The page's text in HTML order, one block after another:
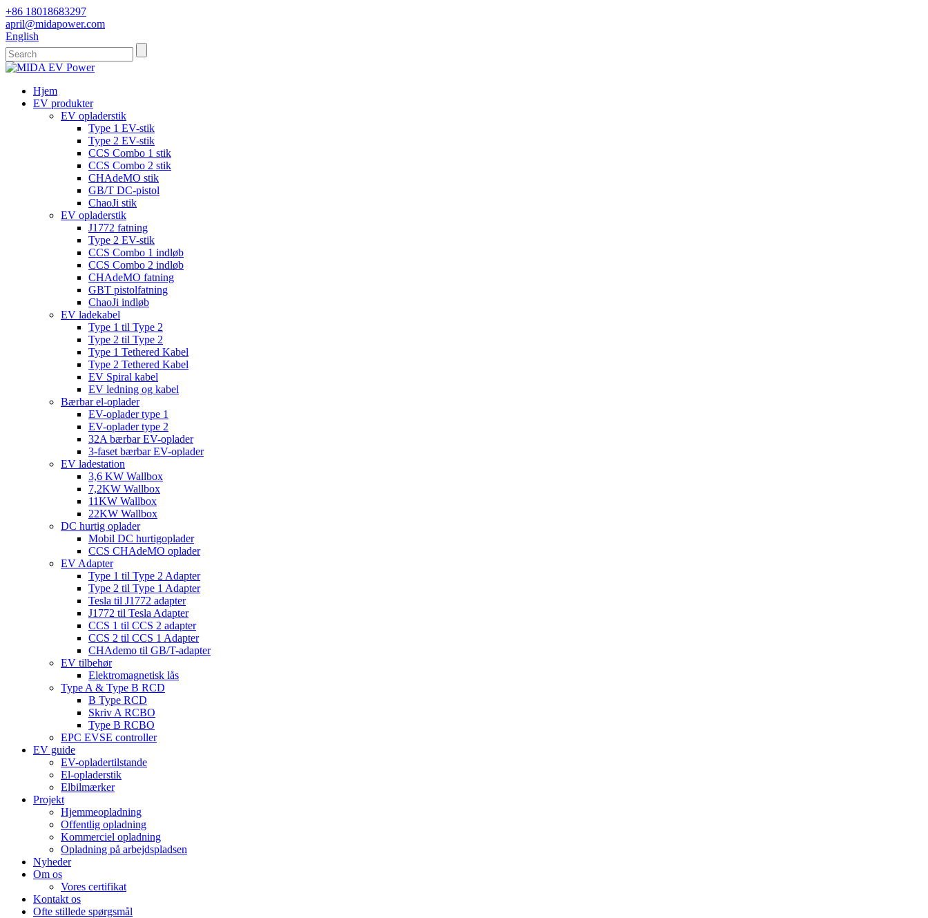
+86 18018683297
april@midapower.com
English
Hjem
EV produkter
EV opladerstik
Type 1 EV-stik
Type 2 EV-stik
CCS Combo 1 stik
CCS Combo 2 stik
CHAdeMO stik
GB/T DC-pistol
ChaoJi stik
EV opladerstik
J1772 fatning
Type 2 EV-stik
CCS Combo 1 indløb
CCS Combo 2 indløb
CHAdeMO fatning
GBT pistolfatning
ChaoJi indløb
EV ladekabel
Type 1 til Type 2
Type 2 til Type 2
Type 1 Tethered Kabel
Type 2 Tethered Kabel
EV Spiral kabel
EV ledning og kabel
Bærbar el-oplader
EV-oplader type 1
EV-oplader type 2
32A bærbar EV-oplader
3-faset bærbar EV-oplader
EV ladestation
3,6 KW Wallbox
7,2KW Wallbox
11KW Wallbox
22KW Wallbox
DC hurtig oplader
Mobil DC hurtigoplader
CCS CHAdeMO oplader
EV Adapter
Type 1 til Type 2 Adapter
Type 2 til Type 1 Adapter
Tesla til J1772 adapter
J1772 til Tesla Adapter
CCS 1 til CCS 2 adapter
CCS 2 til CCS 1 Adapter
CHAdemo til GB/T-adapter
EV tilbehør
Elektromagnetisk lås
Type A & Type B RCD
B Type RCD
Skriv A RCBO
Type B RCBO
EPC EVSE controller
EV guide
EV-opladertilstande
El-opladerstik
Elbilmærker
Projekt
Hjemmeopladning
Offentlig opladning
Kommerciel opladning
Opladning på arbejdspladsen
Nyheder
Om os
Vores certifikat
Kontakt os
Ofte stillede spørgsmål